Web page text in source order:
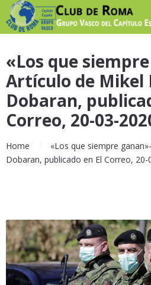
«Los que
Artículo de Mikel
Dobaran,
Correo, 20-03-
Home
«Los que siempre
Dobaran, publicado en El Correo, 20-